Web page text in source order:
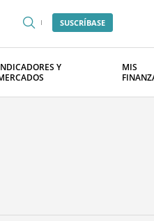
SUSCRÍBASE
Y
MIS